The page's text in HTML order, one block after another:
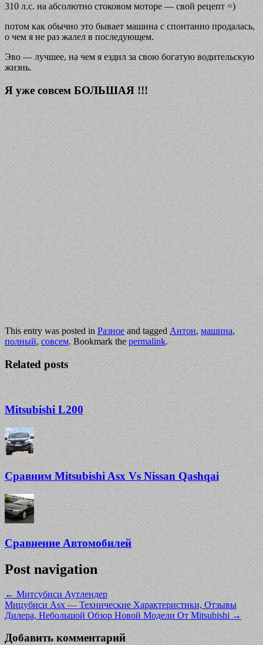
310 л.с. на абсолютно стоковом моторе — свой рецепт =)
потом как обычно это бывает машина с спонтанно продалась,
о чем я не раз жалел в последующем.
Эво — лучшее, на чем я ездил за свою богатую водительскую
жизнь.
Я уже совсем БОЛЬШАЯ !!!
This entry was posted inРазноеand taggedАнтон, машина,
полный,совсем. Bookmark thepermalink.
Related posts
Mitsubishi L200
Сравним Mitsubishi Asx Vs Nissan Qashqai
Сравнение Автомобилей
Post navigation
← Митсубиси Аутлендер
Мицубиси Asx — Технические Характеристики, Отзывы
Дилера, Небольшой Обзор Новой Модели От Mitsubishi →
Добавить комментарий